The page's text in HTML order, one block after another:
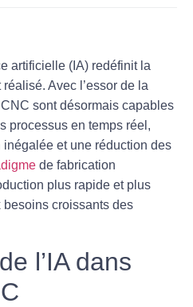
artificielle (IA) redéfinit la
Avec l’essor de la
sont désormais capables
processus en temps réel,
et une réduction des
de fabrication
plus rapide et plus
croissants des
l’IA dans